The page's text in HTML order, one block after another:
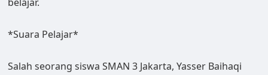
*Suara Pelajar*
Salah seorang siswa SMAN 3 Jakarta, Yasser Baihaqi